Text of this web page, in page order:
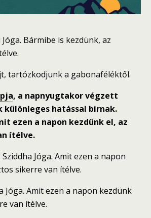
Bármibe is kezdünk, az
tartózkodjunk a gabonaféléktől.
, a napnyugtakor végzett
hatással bírnak.
ezen a napon kezdünk el, az
ítélve.
Jóga. Amit ezen a napon
sikerre van ítélve.
Jóga. Amit ezen a napon kezdünk
van ítélve.